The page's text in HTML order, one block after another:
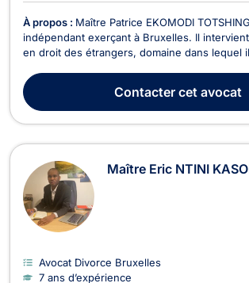
À propos : Maître Patrice EKOMODI
indépendant exerçant à Bruxelles. Il
en droit des étrangers, domaine dans lequel
d’immigration et de mobilité en Belgique. Son
centrée sur les situations qui exigent à la fo...
Contactercet avocat
Maître Eric NTINI
Avocat Divorce Bruxelles
7 ans d’expérience